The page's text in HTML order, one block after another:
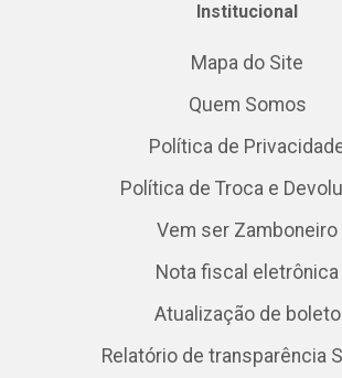
Institucional
Mapa do Site
Quem Somos
Política de
Política de Troca e
Vem ser Zamboneiro
Nota fiscal eletrônica
Atualização de boleto
Relatório de transparência